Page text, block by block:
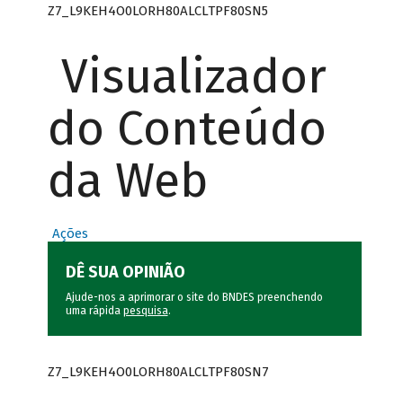
Z7_L9KEH4O0LORH80ALCLTPF80SN5
Visualizador
do Conteúdo
da Web
Ações
DÊ SUA OPINIÃO
Ajude-nos a aprimorar o site do BNDES preenchendo
uma rápida pesquisa.
Z7_L9KEH4O0LORH80ALCLTPF80SN7